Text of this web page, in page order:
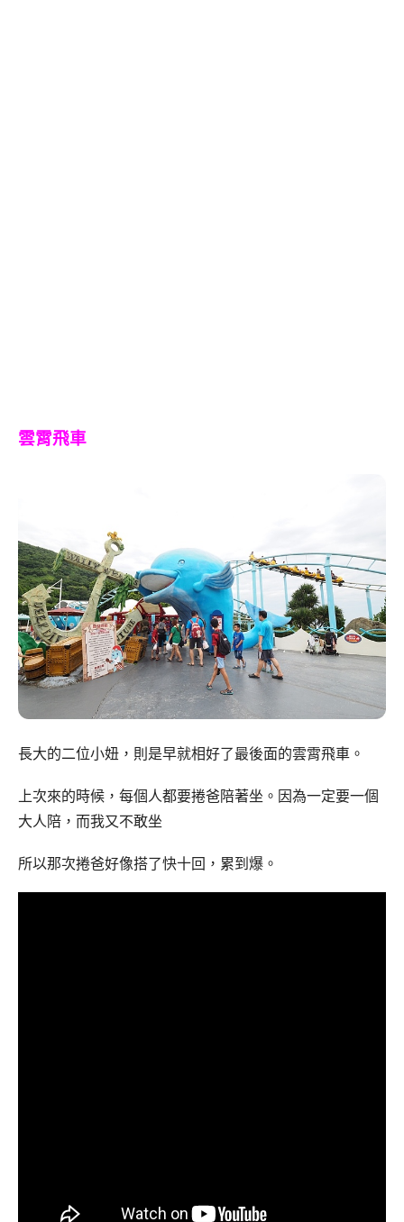
雲霄飛車
長大的二位小妞，則是早就相好了最後面的雲霄飛車。
上次來的時候，每個人都要捲爸陪著坐。因為一定要一個
大人陪，而我又不敢坐
所以那次捲爸好像搭了快十回，累到爆。